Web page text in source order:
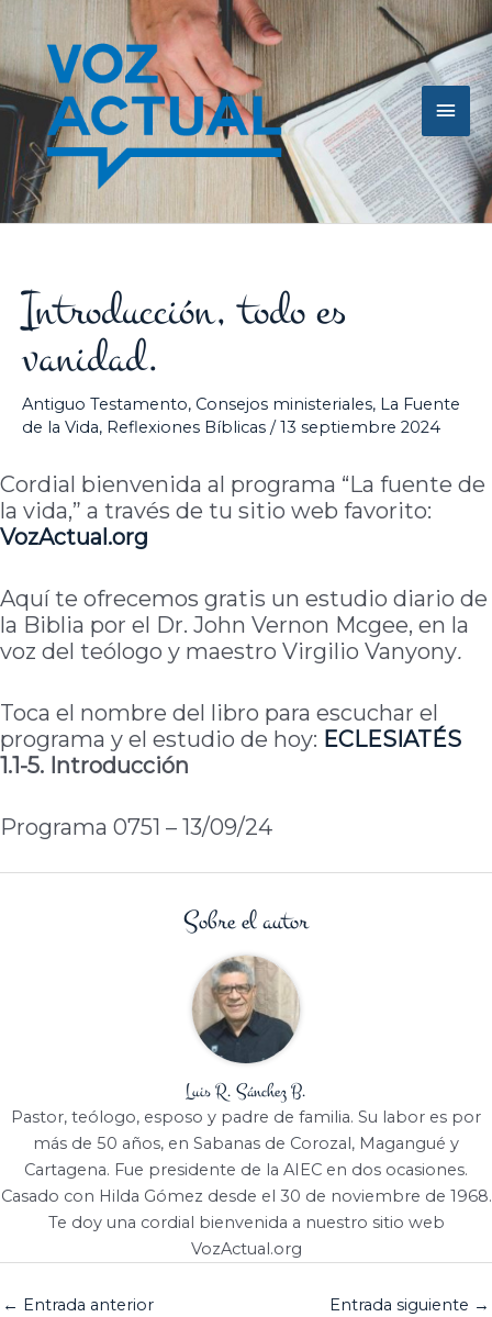
contenido
Introducción, todo es
vanidad.
Antiguo Testamento, Consejos ministeriales, La Fuente
de la Vida, Reflexiones Bíblicas /13 septiembre 2024
Cordial bienvenida al programa “La fuente de
la vida,” a través de tu sitio web favorito:
VozActual.org
Aquí te ofrecemos gratis un estudio diario de
la Biblia por el Dr. John Vernon Mcgee, en la
voz del teólogo y maestro Virgilio Vanyony.
Toca el nombre del libro para escuchar el
programa y el estudio de hoy: ECLESIATÉS
1.1-5. Introducción
Programa 0751 – 13/09/24
Sobre el autor
Luis R. Sánchez B.
Pastor, teólogo, esposo y padre de familia. Su labor es por
más de 50 años, en Sabanas de Corozal, Magangué y
Cartagena. Fue presidente de la AIEC en dos ocasiones.
Casado con Hilda Gómez desde el 30 de noviembre de 1968.
Te doy una cordial bienvenida a nuestro sitio web
VozActual.org
← Entrada anterior Entrada siguiente →